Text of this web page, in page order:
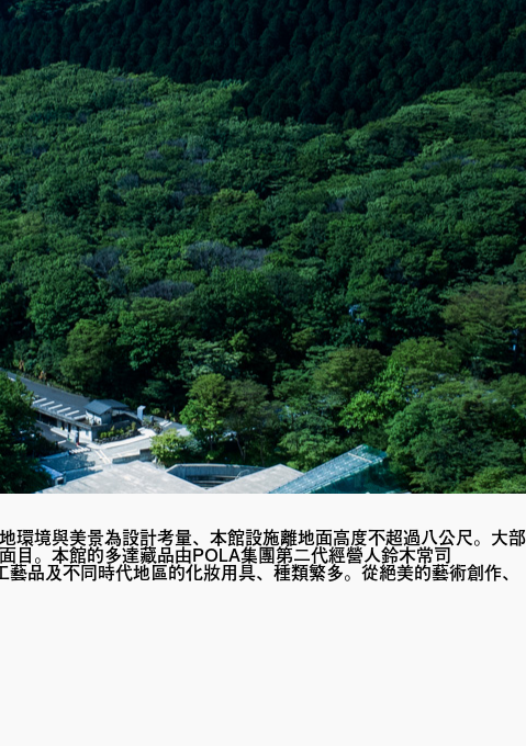
境與美景為設計考量、本館設施離地面高度不超過八公尺。大部
目。本館的多達藏品由POLA集團第二代經營人鈴木常司
品及不同時代地區的化妝用具、種類繁多。從絕美的藝術創作、